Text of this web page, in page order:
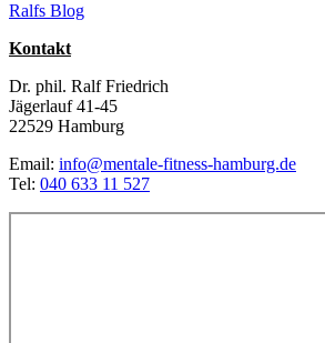
Ralfs Blog
Kontakt
Dr. phil. Ralf Friedrich
Jägerlauf 41-45
22529 Hamburg
Email: info@mentale-fitness-hamburg.de
Tel: 040 633 11 527